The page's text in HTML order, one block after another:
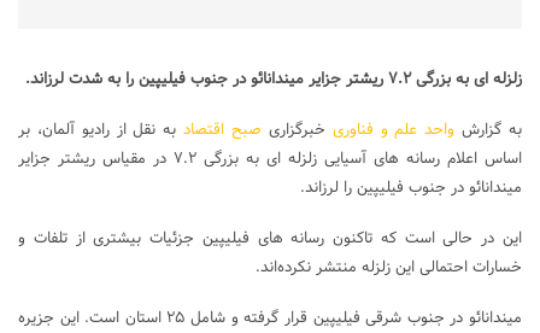
زلزله ای به بزرگی ۷.۲ ریشتر جزایر میندانائو در جنوب فیلیپین را به شدت لرزاند.
به گزارش واحد علم و فناوری خبرگزاری صبح اقتصادبه نقل از رادیو آلمان، بر
اساس اعلام رسانه های آسیایی زلزله ای به بزرگی ۷.۲ در مقیاس ریشتر جزایر
میندانائو در جنوب فیلیپین را لرزاند.
این در حالی است که تاکنون رسانه های فیلیپین جزئیات بیشتری از تلفات و
خسارات احتمالی این زلزله منتشر نکرده‌اند.
میندانائو در جنوب شرقی فیلیپین قرار گرفته و شامل ۲۵ استان است. این جزیره